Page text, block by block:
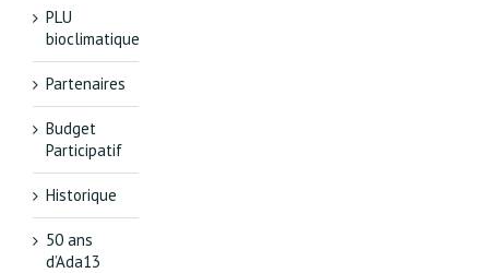
PLU
bioclimatique
Partenaires
Budget
Participatif
Historique
50 ans
d’Ada13